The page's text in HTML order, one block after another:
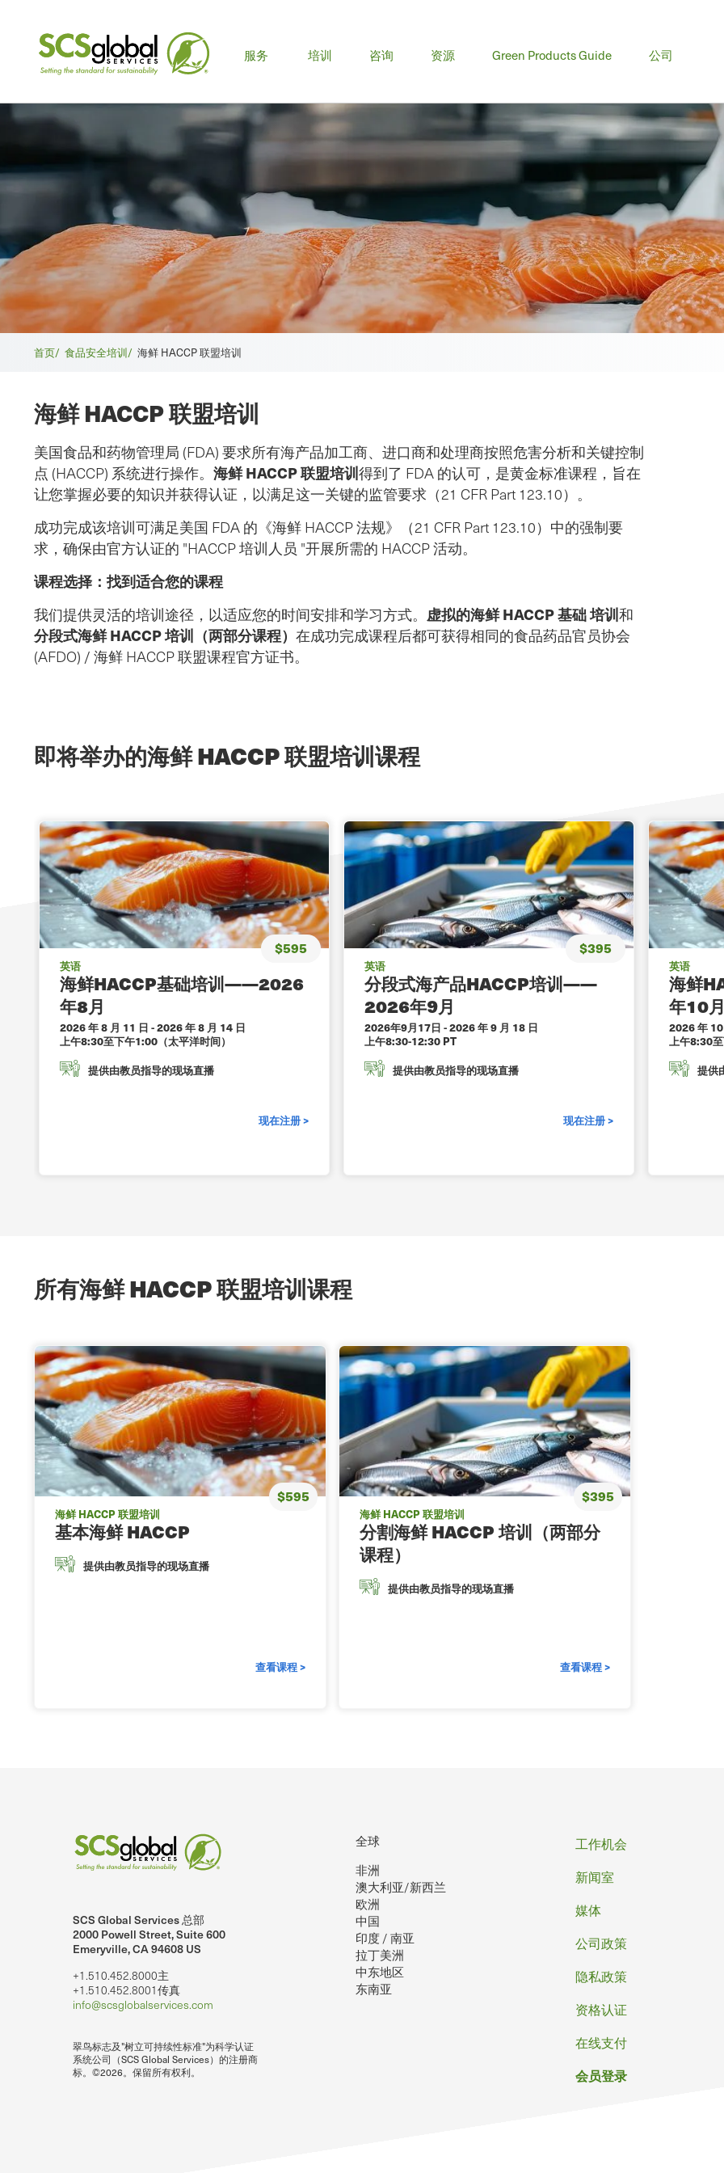
服务
主
单
培训 咨询 资源 Green Products Guide 公司
面
屑
首页/ 食品安全培训/ 海鲜 HACCP 联盟培训
海鲜 HACCP 联盟培训
美国食品和药物管理局 (FDA) 要求所有海产品加工商、进口商和处理商按照危害分析和关键控制
点 (HACCP) 系统进行操作。 海鲜 HACCP 联盟培训得到了 FDA 的认可，是黄金标准课程，旨在
让您掌握必要的知识并获得认证，以满足这一关键的监管要求（21 CFR Part 123.10）。
成功完成该培训可满足美国 FDA 的《海鲜 HACCP 法规》（21 CFR Part 123.10）中的强制要
求，确保由官方认证的 "HACCP 培训人员 "开展所需的 HACCP 活动。
课程选择：找到适合您的课程
我们提供灵活的培训途径，以适应您的时间安排和学习方式。 虚拟的海鲜 HACCP 基础培训和
分段式海鲜 HACCP 培训（两部分课程） 在成功完成课程后都可获得相同的食品药品官员协会
(AFDO) / 海鲜 HACCP 联盟课程官方证书。
即将举办的海鲜 HACCP 联盟培训课程
$595
英语
海鲜HACCP基础培训——2026
年8月
2026 年 8 月 11 日 -2026 年 8 月 14 日
上午8:30至下午1:00（太平洋时间）
提供由教员指导的现场直播
现在注册 >
$395
英语
分段式海产品HACCP培训——
2026年9月
2026年9月17日 -2026 年 9 月 18 日
上午8:30-12:30 PT
提供由教员指导的现场直播
现在注册 >
英语
海鲜
年10月
2026 年
上午8:30至
提供
所有海鲜 HACCP 联盟培训课程
$595
海鲜 HACCP 联盟培训
基本海鲜 HACCP
提供由教员指导的现场直播
查看课程 >
$395
海鲜 HACCP 联盟培训
分割海鲜 HACCP 培训（两部分
课程）
提供由教员指导的现场直播
查看课程 >
SCS Global Services 总部
2000 Powell Street, Suite 600
Emeryville, CA 94608 US
+1.510.452.8000主
+1.510.452.8001传真
info@scsglobalservices.com
翠鸟标志及"树立可持续性标准"为科学认证
系统公司（SCS Global Services）的注册商
标。©2026。保留所有权利。
全球
非洲
澳大利亚/新西兰
欧洲
中国
印度 / 南亚
拉丁美洲
中东地区
东南亚
页
脚
工作机会
新闻室
媒体
公司政策
隐私政策
资格认证
在线支付
会员登录
上的SCSglobalServices。
SCS Global Services 在YouTube上